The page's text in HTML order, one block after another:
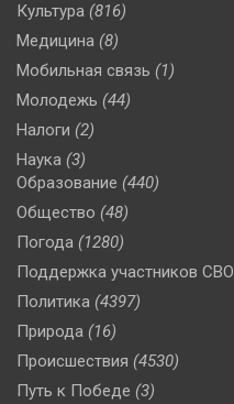
Культура (816)
Медицина (8)
Мобильная связь (1)
Молодежь (44)
Налоги (2)
Наука (3)
Образование (440)
Общество (48)
Погода (1280)
Поддержка участников СВО
Политика (4397)
Природа (16)
Происшествия (4530)
Путь к Победе (3)